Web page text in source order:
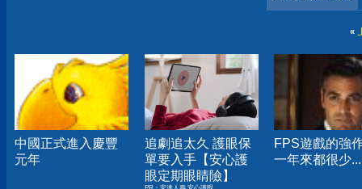
«
中國正式進入慶豐
元年
追劇追太久 護眼保
單要入手【安心護
眼定期眼睛險】
FPS遊戲的強
一年來都很少